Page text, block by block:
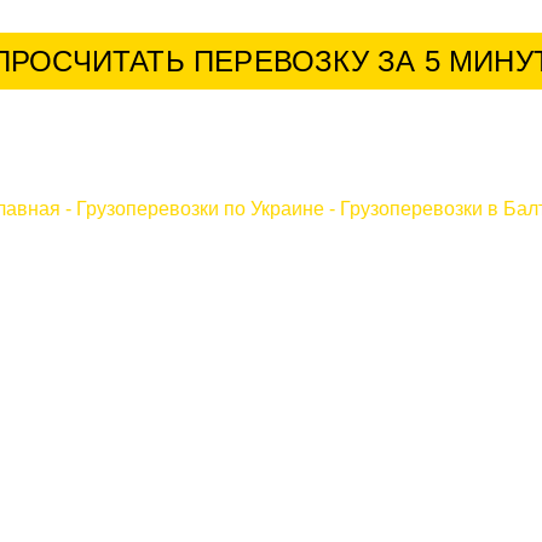
ПЕРЕВОЗКУ ЗА 5
- Грузоперевозки по Украине- Грузоперевозки в